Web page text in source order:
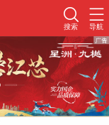
搜索 导航